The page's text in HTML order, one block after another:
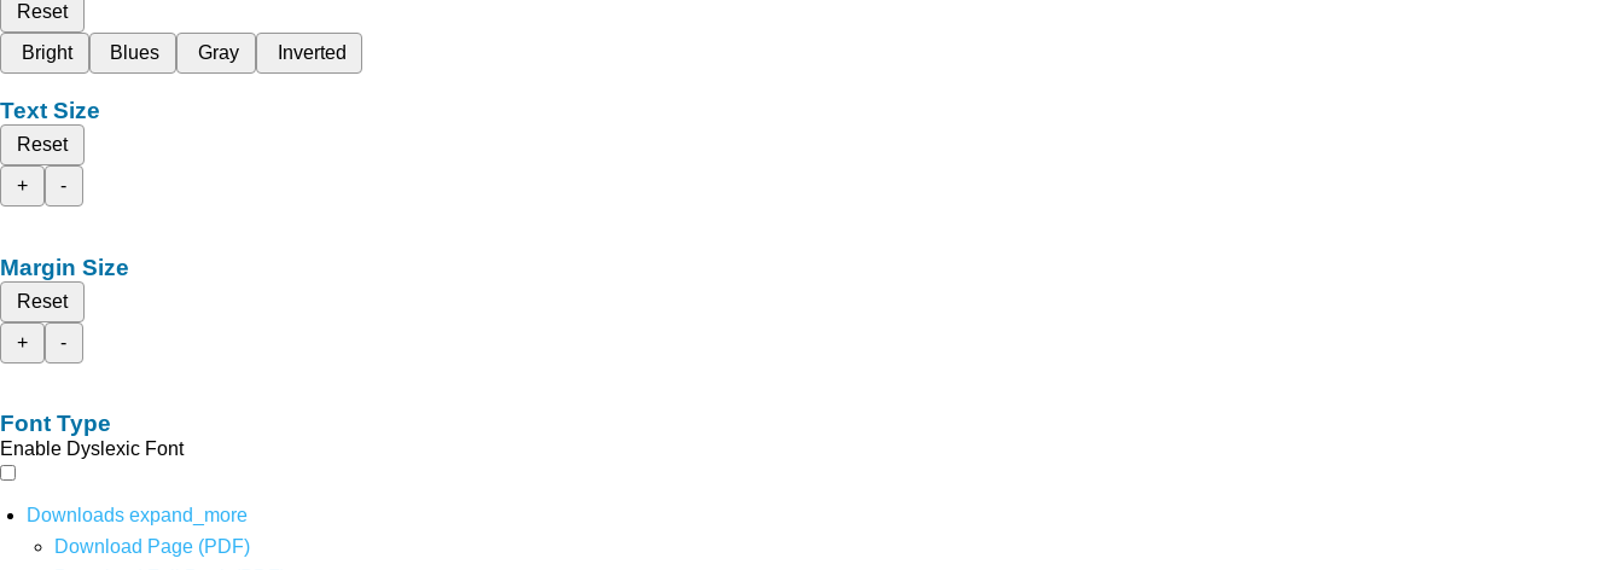
Reset
Bright
Blues Gray Inverted
Text Size
Reset
+
-
Margin Size
Reset
+
-
Font Type
Enable Dyslexic Font
Downloads expand_more
Download Page (PDF)